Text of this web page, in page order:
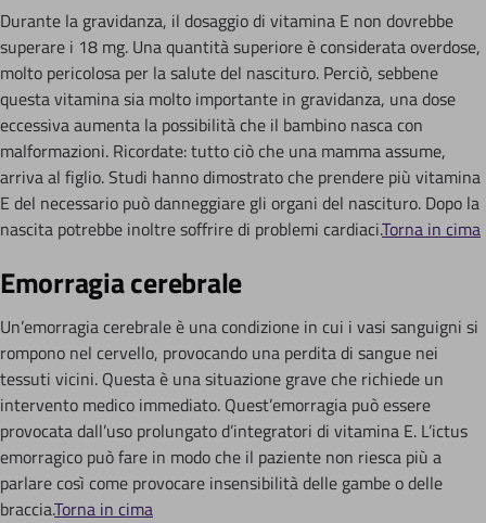
Durante la gravidanza, il dosaggio di vitamina E non dovrebbe
superare i 18 mg. Una quantità superiore è considerata overdose,
molto pericolosa per la salute del nascituro. Perciò, sebbene
questa vitamina sia molto importante in gravidanza, una dose
eccessiva aumenta la possibilità che il bambino nasca con
malformazioni. Ricordate: tutto ciò che una mamma assume,
arriva al figlio. Studi hanno dimostrato che prendere più vitamina
E del necessario può danneggiare gli organi del nascituro. Dopo la
nascita potrebbe inoltre soffrire di problemi cardiaci.Torna in cima
Emorragia cerebrale
Un’emorragia cerebrale è una condizione in cui i vasi sanguigni si
rompono nel cervello, provocando una perdita di sangue nei
tessuti vicini. Questa è una situazione grave che richiede un
intervento medico immediato. Quest’emorragia può essere
provocata dall’uso prolungato d’integratori di vitamina E. L’ictus
emorragico può fare in modo che il paziente non riesca più a
parlare così come provocare insensibilità delle gambe o delle
braccia.Torna in cima